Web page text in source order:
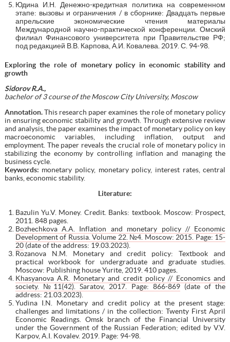
Юдина И.Н. Денежно-кредитная политика на современном
этапе: вызовы и ограничения / в сборнике: Двадцать первые
апрельские экономические чтения материалы
Международной научно-практической конференции. Омский
филиал Финансового университета при Правительстве РФ;
под редакцией В.В. Карпова, А.И. Ковалева. 2019. С. 94-98.
Exploring the role of monetary policy in economic stability and
growth
Sidorov R.A.,
bachelor of 3 course of the Moscow City University, Moscow
Annotation.This research paper examines the role of monetary policy
in ensuring economic stability and growth. Through extensive review
and analysis, the paper examines the impact of monetary policy on key
macroeconomic variables, including inflation, output and
employment. The paper reveals the crucial role of monetary policy in
stabilizing the economy by controlling inflation and managing the
business cycle.
Keywords: monetary policy, monetary policy, interest rates, central
banks, economic stability.
Literature:
Bazulin Yu.V. Money. Credit. Banks: textbook. Moscow: Prospect,
2011. 848 pages.
Bozhechkova A.A. Inflation and monetary policy // Economic
Development of Russia. Volume 22. №4. Moscow: 2015. Page: 15-
20(date of the address: 19.03.2023).
Rozanova N.M. Monetary and credit policy: Textbook and
practical workbook for undergraduate and graduate studies.
Moscow: Publishing house Yurite, 2019. 410 pages.
Khasyanova A.R. Monetary and credit policy // Economics and
society. №11(42). Saratov, 2017. Page: 866-869(date of the
address: 21.03.2023).
Yudina I.N. Monetary and credit policy at the present stage:
challenges and limitations / in the collection: Twenty First April
Economic Readings. Omsk branch of the Financial University
under the Government of the Russian Federation; edited by V.V.
Karpov, A.I. Kovalev. 2019. Page: 94-98.